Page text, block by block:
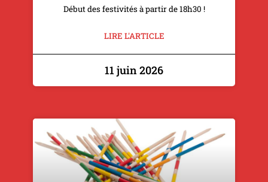
Début des festivités à partir de 18h30 !
LIRE L'ARTICLE
11 juin 2026